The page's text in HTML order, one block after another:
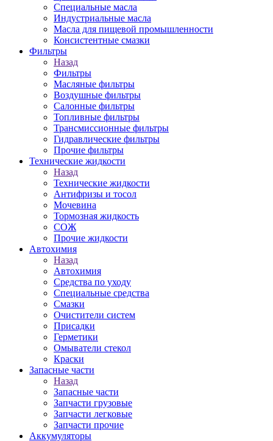
Специальные масла
Индустриальные масла
Масла для пищевой промышленности
Консистентные смазки
Фильтры
Назад
Фильтры
Масляные фильтры
Воздушные фильтры
Салонные фильтры
Топливные фильтры
Трансмиссионные фильтры
Гидравлические фильтры
Прочие фильтры
Технические жидкости
Назад
Технические жидкости
Антифризы и тосол
Мочевина
Тормозная жидкость
СОЖ
Прочие жидкости
Автохимия
Назад
Автохимия
Средства по уходу
Специальные средства
Смазки
Очистители систем
Присадки
Герметики
Омыватели стекол
Краски
Запасные части
Назад
Запасные части
Запчасти грузовые
Запчасти легковые
Запчасти прочие
Аккумуляторы